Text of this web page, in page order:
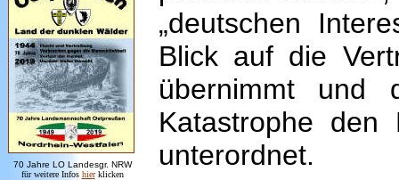
70 Jahre LO Landesgr. NRW
für weitere Infos hier klicken
„deutschen
Blick auf die
übernimmt und
Katastrophe den
unterordnet.